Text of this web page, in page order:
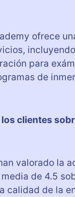
ofrece
para
de
clientes
valorado la
de 4.5
calidad de la